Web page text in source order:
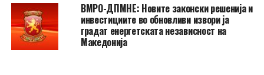
ВМРО-ДПМНЕ: Новите законски решенија и
инвестициите во обновливи извори ја
градат енергетската независност на
Македонија